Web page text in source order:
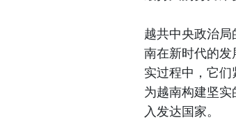
越共中央政治
南在新时代的
实过程中，它们
为越南构建坚
入发达国家。